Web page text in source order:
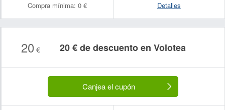
Compra mínima: 0 € Detalles
20 € 20 € de descuento en Volotea
Canjea el cupón